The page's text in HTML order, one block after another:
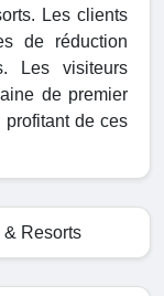
Les clients
de réduction
Les visiteurs
de premier
de ces